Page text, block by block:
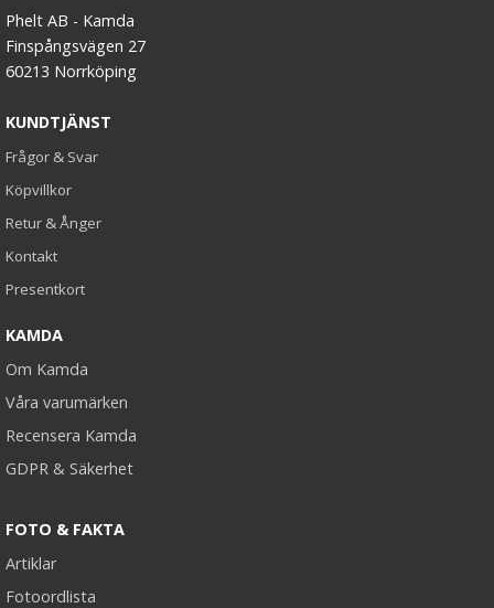
Phelt AB - Kamda
Finspångsvägen 27
60213 Norrköping
KUNDTJÄNST
Frågor & Svar
Köpvillkor
Retur & Ånger
Kontakt
Presentkort
KAMDA
Om Kamda
Våra varumärken
Recensera Kamda
GDPR & Säkerhet
FOTO & FAKTA
Artiklar
Fotoordlista